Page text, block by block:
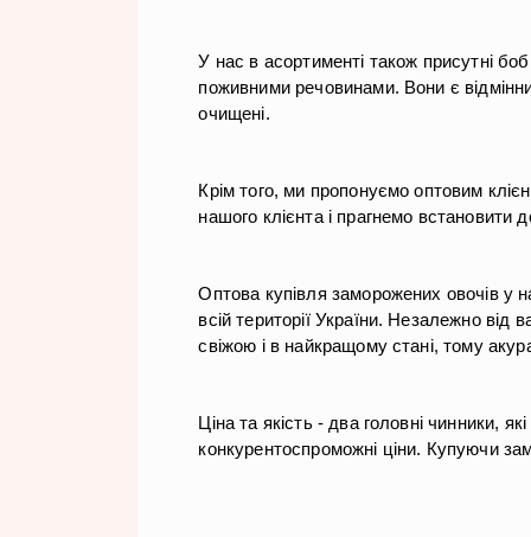
У нас в асортименті також присутні
поживними речовинами. Вони є
очищені.
Крім того, ми пропонуємо оптовим
нашого клієнта і прагнемо встановити
Оптова купівля заморожених овочів у
всій території України. Незалежно
свіжою і в найкращому стані, тому
Ціна та якість - два головні чинники,
конкурентоспроможні ціни. Купуючи